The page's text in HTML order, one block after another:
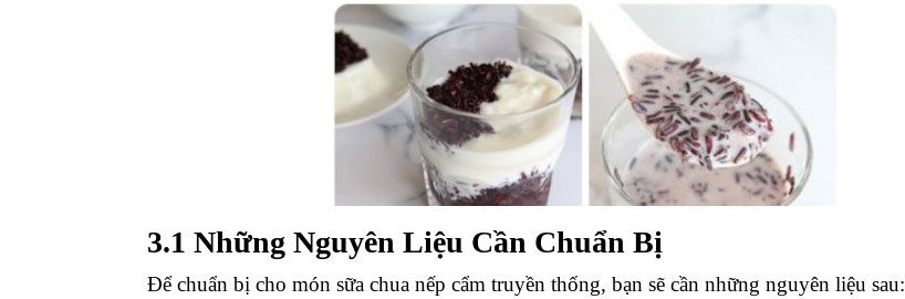
3.1 Những Nguyên Liệu Cần Chuẩn Bị
Để chuẩn bị cho món sữa chua nếp cẩm truyền thống, bạn sẽ cần những nguyên liệu sau: